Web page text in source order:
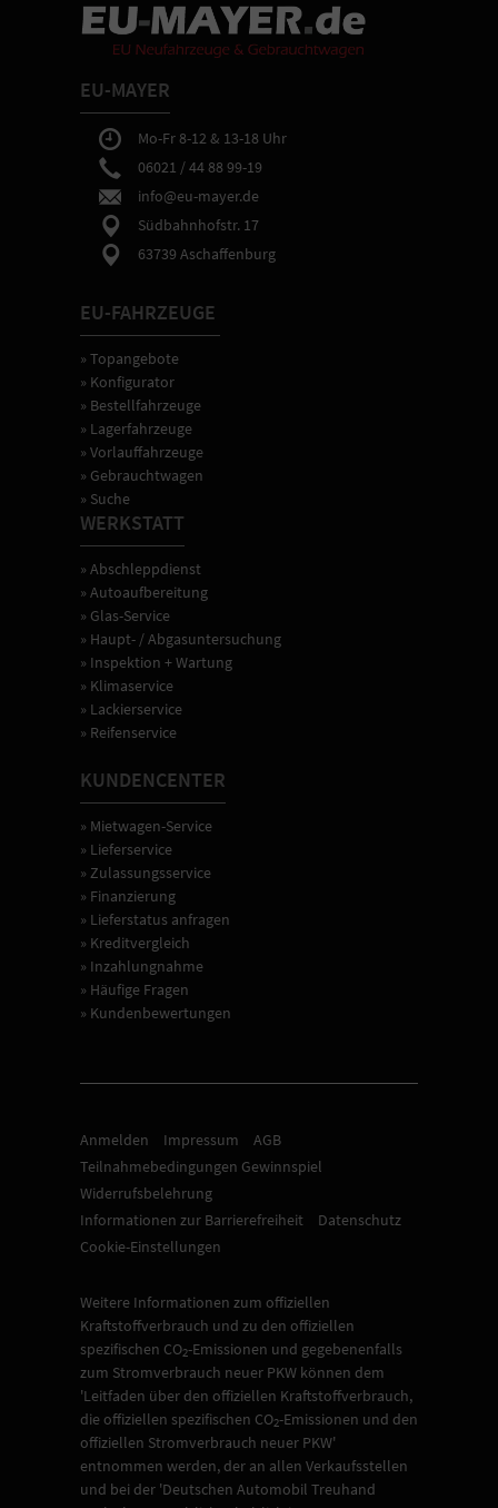
EU-MAYER
Mo-Fr 8-12 & 13-18 Uhr
06021 / 44 88 99-19
info@eu-mayer.de
Südbahnhofstr. 17
63739 Aschaffenburg
EU-FAHRZEUGE
» Topangebote
» Konfigurator
» Bestellfahrzeuge
» Lagerfahrzeuge
» Vorlauffahrzeuge
» Gebrauchtwagen
» Suche
WERKSTATT
» Abschleppdienst
» Autoaufbereitung
» Glas-Service
» Haupt- / Abgasuntersuchung
» Inspektion + Wartung
» Klimaservice
» Lackierservice
» Reifenservice
KUNDENCENTER
» Mietwagen-Service
» Lieferservice
» Zulassungsservice
» Finanzierung
» Lieferstatus anfragen
» Kreditvergleich
» Inzahlungnahme
» Häufige Fragen
» Kundenbewertungen
Anmelden Impressum
AGB
Teilnahmebedingungen Gewinnspiel
Widerrufsbelehrung
Informationen zur Barrierefreiheit
Datenschutz
Cookie-Einstellungen
Weitere Informationen zum offiziellen
Kraftstoffverbrauch und zu den offiziellen
spezifischen CO2-Emissionen und gegebenenfalls
zum Stromverbrauch neuer PKW können dem
'Leitfaden über den offiziellen Kraftstoffverbrauch,
die offiziellen spezifischen CO2-Emissionen und den
offiziellen Stromverbrauch neuer PKW'
entnommen werden, der an allen Verkaufsstellen
und bei der 'Deutschen Automobil Treuhand